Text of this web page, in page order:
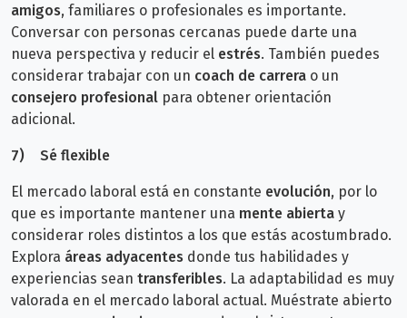
amigos, familiares o profesionales es importante.
Conversar con personas cercanas puede darte una
nueva perspectiva y reducir el estrés. También puedes
considerar trabajar con un coach de carrera o un
consejero profesional para obtener orientación
adicional.
7) Sé flexible
El mercado laboral está en constante evolución, por lo
que es importante mantener una mente abierta y
considerar roles distintos a los que estás acostumbrado.
Explora áreas adyacentes donde tus habilidades y
experiencias sean transferibles. La adaptabilidad es muy
valorada en el mercado laboral actual. Muéstrate abierto